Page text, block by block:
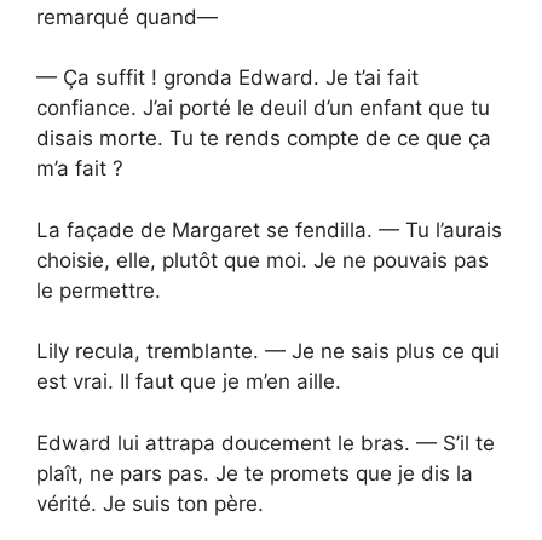
remarqué quand—
— Ça suffit ! gronda Edward. Je t’ai fait
confiance. J’ai porté le deuil d’un enfant que tu
disais morte. Tu te rends compte de ce que ça
m’a fait ?
La façade de Margaret se fendilla. — Tu l’aurais
choisie, elle, plutôt que moi. Je ne pouvais pas
le permettre.
Lily recula, tremblante. — Je ne sais plus ce qui
est vrai. Il faut que je m’en aille.
Edward lui attrapa doucement le bras. — S’il te
plaît, ne pars pas. Je te promets que je dis la
vérité. Je suis ton père.